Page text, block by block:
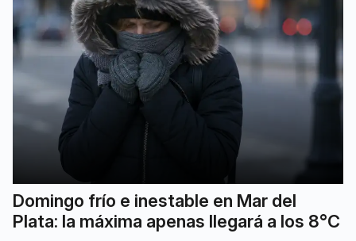
Domingo frío e inestable en Mar del
Plata: la máxima apenas llegará a los 8°C